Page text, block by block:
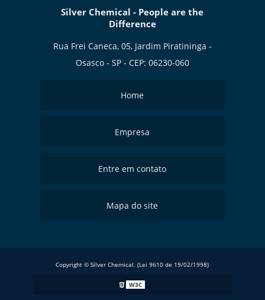
Silver Chemical - People are the
Difference
Rua Frei Caneca, 05, Jardim Piratininga -
Osasco - SP - CEP: 06230-060
Home
Empresa
Entre em contato
Mapa do site
Copyright © Silver Chemical. (Lei 9610 de 19/02/1998)
W3C